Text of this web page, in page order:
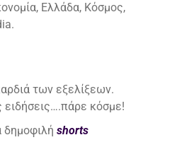
Ελλάδα, Κόσμος,
των εξελίξεων.
ειδήσεις….πάρε κόσμε!
δημοφιλή shorts